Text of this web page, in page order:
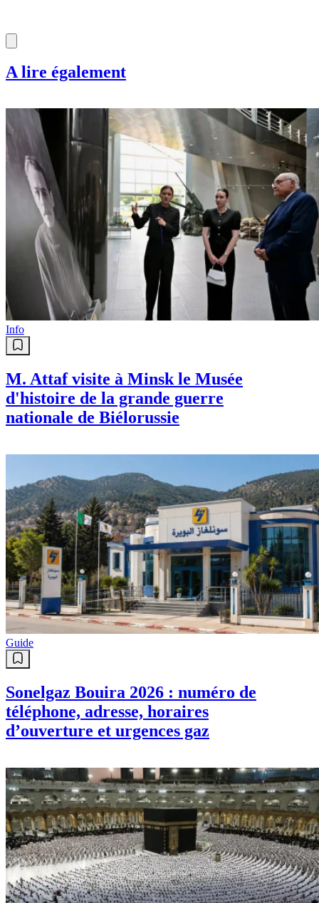
A lire également
Info
M. Attaf visite à Minsk le Musée
d'histoire de la grande guerre
nationale de Biélorussie
Guide
Sonelgaz Bouira 2026 : numéro de
téléphone, adresse, horaires
d’ouverture et urgences gaz